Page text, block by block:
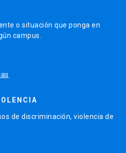
o situación que ponga en
campus.
de discriminación, violencia de